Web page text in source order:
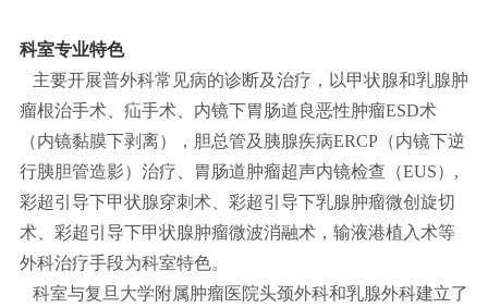
科室专业特色
主要开展普外科常见病的诊断及治疗，以甲状腺和乳腺肿
瘤根治手术、疝手术、内镜下胃肠道良恶性肿瘤ESD术
（内镜黏膜下剥离），胆总管及胰腺疾病ERCP（内镜下逆
行胰胆管造影）治疗、胃肠道肿瘤超声内镜检查（EUS）,
彩超引导下甲状腺穿刺术、彩超引导下乳腺肿瘤微创旋切
术、彩超引导下甲状腺肿瘤微波消融术，输液港植入术等
外科治疗手段为科室特色。
科室与复旦大学附属肿瘤医院头颈外科和乳腺外科建立了